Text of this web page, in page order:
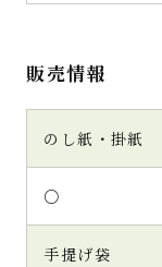
販売情報
のし紙・掛紙
○
手提げ袋